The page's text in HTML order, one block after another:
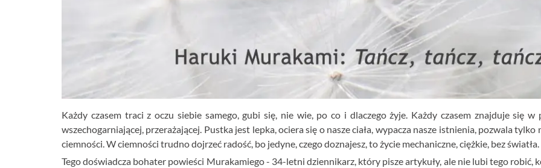
Każdy czasem traci z oczu siebie samego, gubi się, nie wie, po co i dlaczego żyje. Każdy czasem znajduje się w
wszechogarniającej, przerażającej. Pustka jest lepka, ociera się o nasze ciała, wypacza nasze istnienia, pozwala tylko
ciemności. W ciemności trudno dojrzeć radość, bo jedyne, czego doznajesz, to życie mechaniczne, ciężkie, bez światła.
Tego doświadcza bohater powieści Murakamiego - 34-letni dziennikarz, który pisze artykuły, ale nie lubi tego robić,